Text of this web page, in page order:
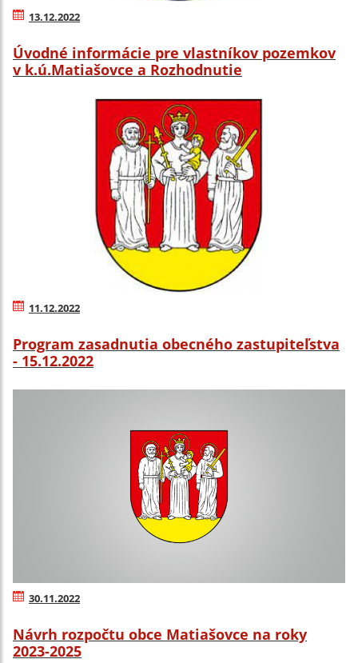
13.12.2022
Úvodné informácie pre vlastníkov pozemkov
v k.ú.Matiašovce a Rozhodnutie
11.12.2022
Program zasadnutia obecného zastupiteľstva
- 15.12.2022
30.11.2022
Návrh rozpočtu obce Matiašovce na roky
2023-2025